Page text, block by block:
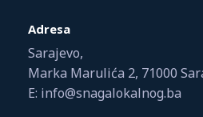
Adresa
Sarajevo,
Marka Marulića 2, 71000
E: info@snagalokalnog.ba